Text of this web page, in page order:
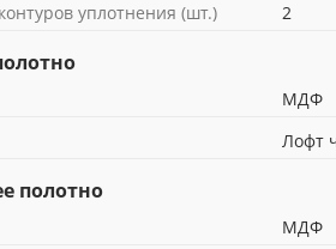
уплотнения (шт.)
2
МДФ
Лофт
полотно
МДФ